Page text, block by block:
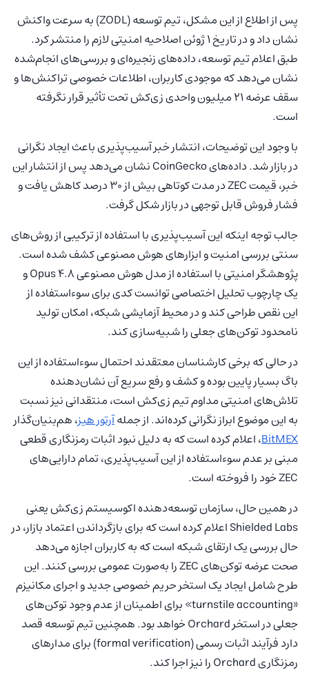
پس از اطلاع از این مشکل، تیم توسعه (ZODL) به سرعت واکنش
نشان داد و در تاریخ ۱ ژوئن اصلاحیه امنیتی لازم را منتشر کرد.
طبق اعلام تیم توسعه، داده‌های زنجیره‌ای و بررسی‌های انجام‌شده
نشان می‌دهد که موجودی کاربران، اطلاعات خصوصی تراکنش‌ها و
سقف عرضه ۲۱ میلیون واحدی زی‌کش تحت تأثیر قرار نگرفته
است.
با وجود این توضیحات، انتشار خبر آسیب‌پذیری باعث ایجاد نگرانی
در بازار شد. داده‌های CoinGecko نشان می‌دهد پس از انتشار این
خبر، قیمت ZEC در مدت کوتاهی بیش از ۳۰ درصد کاهش یافت و
فشار فروش قابل توجهی در بازار شکل گرفت.
جالب توجه اینکه این آسیب‌پذیری با استفاده از ترکیبی از روش‌های
سنتی بررسی امنیت و ابزارهای هوش مصنوعی کشف شده است.
پژوهشگر امنیتی با استفاده از مدل هوش مصنوعی Opus 4.8 و
یک چارچوب تحلیل اختصاصی توانست کدی برای سوءاستفاده از
این نقص طراحی کند و در محیط آزمایشی شبکه، امکان تولید
نامحدود توکن‌های جعلی را شبیه‌سازی کند.
در حالی که برخی کارشناسان معتقدند احتمال سوءاستفاده از این
باگ بسیار پایین بوده و کشف و رفع سریع آن نشان‌دهنده
تلاش‌های امنیتی مداوم تیم زی‌کش است، منتقدانی نیز نسبت
به این موضوع ابراز نگرانی کرده‌اند. از جملهآرتور هیز، هم‌بنیان‌گذار
BitMEX، اعلام کرده است که به دلیل نبود اثبات رمزنگاری قطعی
مبنی بر عدم سوءاستفاده از این آسیب‌پذیری، تمام دارایی‌های
ZEC خود را فروخته است.
در همین حال، سازمان توسعه‌دهنده اکوسیستم زی‌کش یعنی
Shielded Labs اعلام کرده است که برای بازگرداندن اعتماد بازار، در
حال بررسی یک ارتقای شبکه است که به کاربران اجازه می‌دهد
صحت عرضه توکن‌های ZEC را به‌صورت عمومی بررسی کنند. این
طرح شامل ایجاد یک استخر حریم خصوصی جدید و اجرای مکانیزم
«turnstile accounting» برای اطمینان از عدم وجود توکن‌های
جعلی در استخر Orchard خواهد بود. همچنین تیم توسعه قصد
دارد فرآیند اثبات رسمی (formal verification) برای مدارهای
رمزنگاری Orchard را نیز اجرا کند.